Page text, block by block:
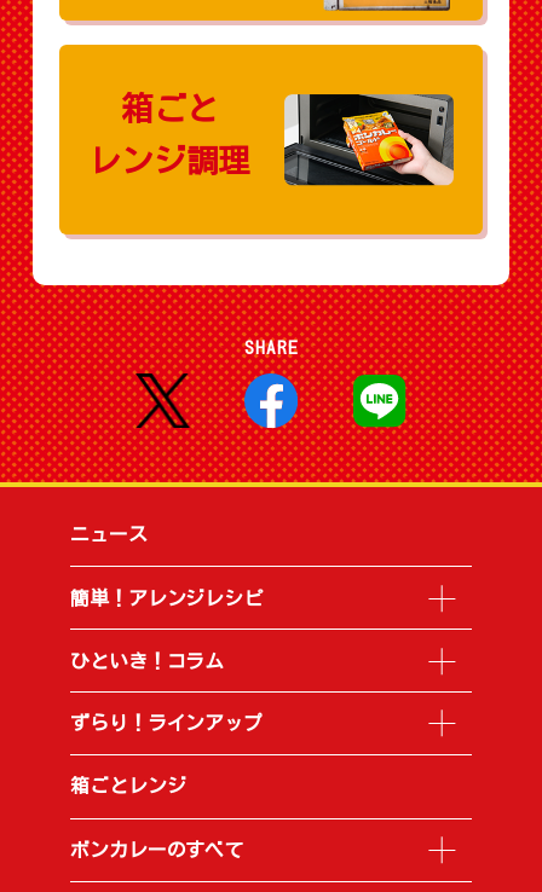
箱ごと
レンジ調理
SHARE
ニュース
簡単！アレンジレシピ
ひといき！コラム
ずらり！ラインアップ
箱ごとレンジ
ボンカレーのすべて